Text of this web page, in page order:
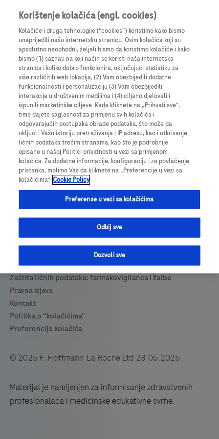
Prijavi se
© 2025 F. Hoffmann-La Roche Ltd 28.05.2025.
Materijal je namijenjen za informisanje zdravstvenih
profesionalaca i medicinske edukativne svrhe.
Korištenje kolačića (engl. cookies)
Kolačiće i druge tehnologije (“cookies”) koristimo kako bismo
unaprijedili našu internetsku stranicu. Osim kolačića koji su
apsolutno neophodni, željeli bismo da koristimo kolačiće i kako
bismo (1) saznali na koji način se koristi naša internetska
stranica i koliko dobro funkcionira, uključujući statistiku za
više različitih web lokacija, (2) Vam obezbijedili dodatne
funkcionalnosti i personalizaciju (3) Vam obezbijedili
interakcije u društvenim medijima i (4) ciljano djelovali i
ispunili marketinške ciljeve. Kada kliknete na „Prihvati sve“,
time dajete saglasnost za primjenu svih kolačića i
odgovarajućih postupaka obrade podataka, što može da
uključi i Vašu istoriju pretraživanja i IP adresu, kao i otkrivanje
ličnih podataka trećim stranama, kao što je podrobnije
opisano u našoj Politici privatnosti u vezi sa primjenom
kolačića. Za dodatne informacije, konfiguraciju i za povlačenje
pristanka, molimo Vas da kliknete na „Preferencije u vezi sa
kolačićima“ Cookie Policy
Preferense u vezi sa kolačićima
Odbij sve
Dozvoli sve